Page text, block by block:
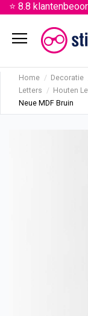
⭐ 8.8
menu
Home Decoratie
Letters
Houten
Neue MDF Bruin